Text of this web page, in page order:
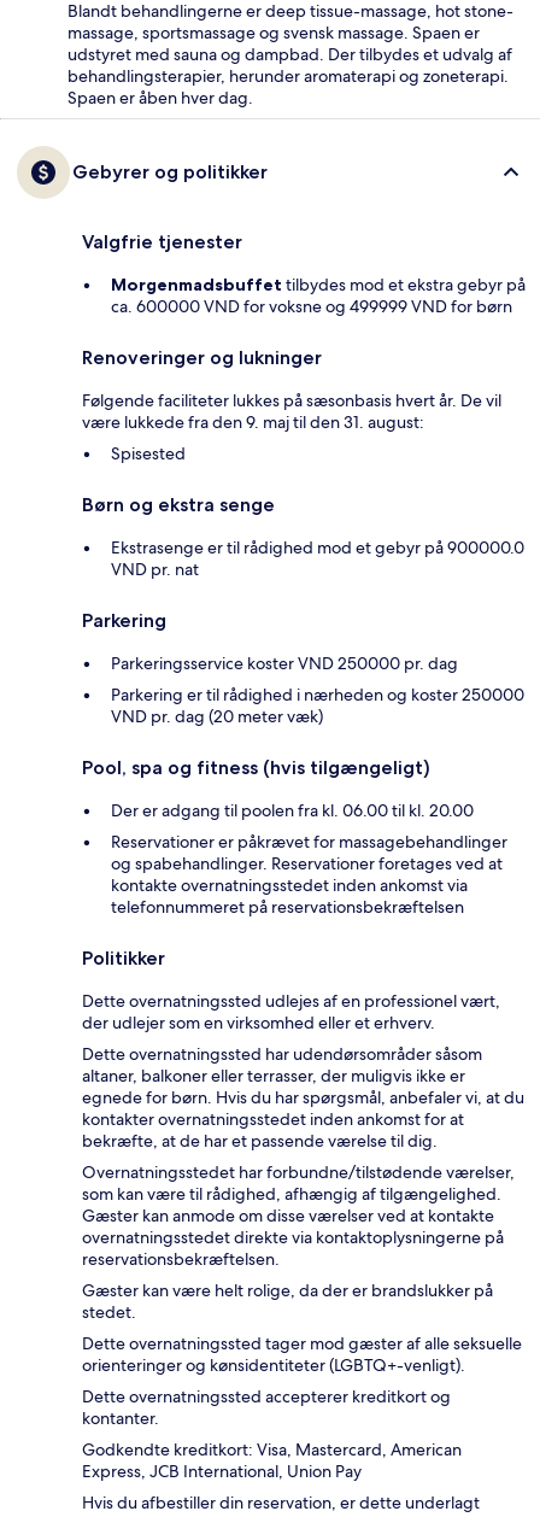
Blandt behandlingerne er deep tissue-massage, hot stone-
massage, sportsmassage og svensk massage. Spaen er
udstyret med sauna og dampbad. Der tilbydes et udvalg af
behandlingsterapier, herunder aromaterapi og zoneterapi.
Spaen er åben hver dag.
Gebyrer og politikker
Valgfrie tjenester
Morgenmadsbuffet tilbydes mod et ekstra gebyr på
ca. 600000 VND for voksne og 499999 VND for børn
Renoveringer og lukninger
Følgende faciliteter lukkes på sæsonbasis hvert år. De vil
være lukkede fra den 9. maj til den 31. august:
Spisested
Børn og ekstra senge
Ekstrasenge er til rådighed mod et gebyr på 900000.0
VND pr. nat
Parkering
Parkeringsservice koster VND 250000 pr. dag
Parkering er til rådighed i nærheden og koster 250000
VND pr. dag (20 meter væk)
Pool, spa og fitness (hvis tilgængeligt)
Der er adgang til poolen fra kl. 06.00 til kl. 20.00
Reservationer er påkrævet for massagebehandlinger
og spabehandlinger. Reservationer foretages ved at
kontakte overnatningsstedet inden ankomst via
telefonnummeret på reservationsbekræftelsen
Politikker
Dette overnatningssted udlejes af en professionel vært,
der udlejer som en virksomhed eller et erhverv.
Dette overnatningssted har udendørsområder såsom
altaner, balkoner eller terrasser, der muligvis ikke er
egnede for børn. Hvis du har spørgsmål, anbefaler vi, at du
kontakter overnatningsstedet inden ankomst for at
bekræfte, at de har et passende værelse til dig.
Overnatningsstedet har forbundne/tilstødende værelser,
som kan være til rådighed, afhængig af tilgængelighed.
Gæster kan anmode om disse værelser ved at kontakte
overnatningsstedet direkte via kontaktoplysningerne på
reservationsbekræftelsen.
Gæster kan være helt rolige, da der er brandslukker på
stedet.
Dette overnatningssted tager mod gæster af alle seksuelle
orienteringer og kønsidentiteter (LGBTQ+-venligt).
Dette overnatningssted accepterer kreditkort og
kontanter.
Godkendte kreditkort: Visa, Mastercard, American
Express, JCB International, Union Pay
Hvis du afbestiller din reservation, er dette underlagt